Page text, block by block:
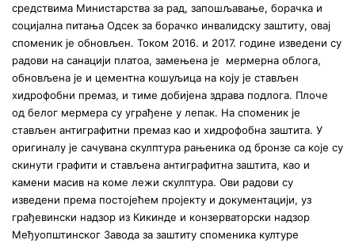
средствима Министарства за рад, запошљавање, борачка и
социјална питања Одсек за борачко инвалидску заштиту, овај
споменик је обновљен. Током 2016. и 2017. године изведени су
радови на санацији платоа, замењена је мермерна облога,
обновљена је и цементна кошуљица на коју је стављен
хидрофобни премаз, и тиме добијена здрава подлога. Плоче
од белог мермера су уграђене у лепак. На споменик је
стављен антиграфитни премаз као и хидрофобна заштита. У
оригиналу је сачувана скулптура рањеника од бронзе са које су
скинути графити и стављена антиграфитна заштита, као и
камени масив на коме лежи скулптура. Ови радови су
изведени према постојећем пројекту и документацији, уз
грађевински надзор из Кикинде и конзерваторски надзор
Међуопштинског Завода за заштиту споменика културе